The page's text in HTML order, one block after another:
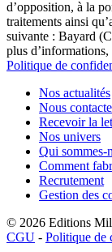
d’opposition, à la
traitements ainsi
suivante : Bayard
plus
Politique de
Nos actualités
Nous
Recevoir la
Nos univers
Qui sommes-
Comment
Recrutement
Gestion des
© 2026 Editions
CGU - Politique de